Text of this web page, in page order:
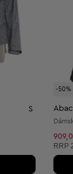
S
-50%
RRP